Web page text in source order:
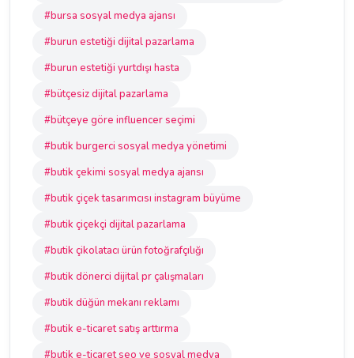
#bursa sosyal medya ajansı
#burun estetiği dijital pazarlama
#burun estetiği yurtdışı hasta
#bütçesiz dijital pazarlama
#bütçeye göre influencer seçimi
#butik burgerci sosyal medya yönetimi
#butik çekimi sosyal medya ajansı
#butik çiçek tasarımcısı instagram büyüme
#butik çiçekçi dijital pazarlama
#butik çikolatacı ürün fotoğrafçılığı
#butik dönerci dijital pr çalışmaları
#butik düğün mekanı reklamı
#butik e-ticaret satış arttırma
#butik e-ticaret seo ve sosyal medya